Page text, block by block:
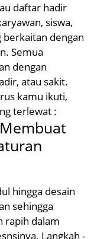
daftar hadir
siswa,
berkaitan dengan
Semua
dengan
atau sakit.
kamu ikuti,
terlewat :
Membuat
hingga desain
sehingga
rapih dalam
Langkah -